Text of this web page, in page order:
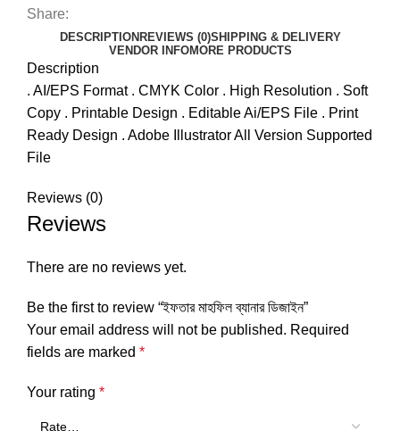
Share:
DESCRIPTIONREVIEWS (0)SHIPPING & DELIVERY
VENDOR INFOMORE PRODUCTS
Description
. AI/EPS Format . CMYK Color . High Resolution . Soft
Copy . Printable Design . Editable Ai/EPS File . Print
Ready Design . Adobe Illustrator All Version Supported
File
Reviews (0)
Reviews
There are no reviews yet.
Be the first to review “ইফতার মাহফিল ব্যানার ডিজাইন”
Your email address will not be published. Required
fields are marked *
Your rating *